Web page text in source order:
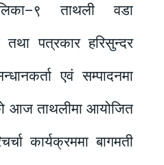
ताथली वडा
तथा पत्रकार हरिसुन्दर
एवं सम्पादनमा
आज ताथलीमा आयोजित
कार्यक्रममा बागमती